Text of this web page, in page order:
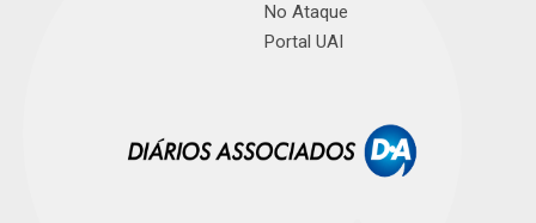
No Ataque
Portal UAI